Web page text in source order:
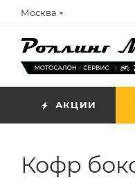
Москва
АКЦИИ
Кофр